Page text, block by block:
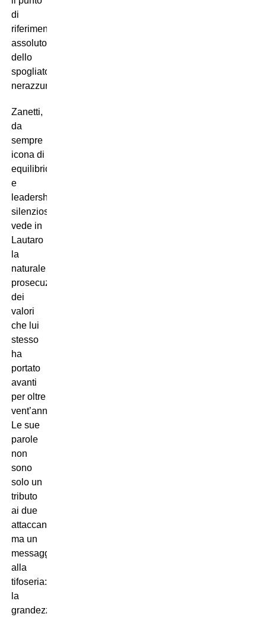
di
riferimento
assoluto
dello
spogliatoio
nerazzurro.
Zanetti,
da
sempre
icona di
equilibrio
e
leadership
silenziosa,
vede in
Lautaro
la
naturale
prosecuzione
dei
valori
che lui
stesso
ha
portato
avanti
per oltre
vent’anni.
Le sue
parole
non
sono
solo un
tributo
ai due
attaccanti,
ma un
messaggio
alla
tifoseria:
la
grandezza